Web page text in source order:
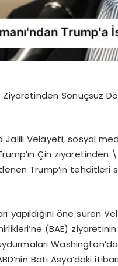
Ziyaretinden Sonuçsuz
Jalili Velayeti, sosyal
Çin
Trump’ın
öne süren
(BAE)
Batı Asya’daki